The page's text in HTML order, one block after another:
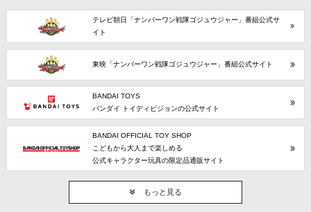
テレビ朝日「ナンバーワン戦隊ゴジュウジャー」番組公式サ
イト
東映「ナンバーワン戦隊ゴジュウジャー」番組公式サイト
BANDAI TOYS
バンダイ トイディビジョンの公式サイト
BANDAI OFFICIAL TOY SHOP
こどもから大人まで楽しめる
公式キャラクター玩具の限定品通販サイト
もっと見る